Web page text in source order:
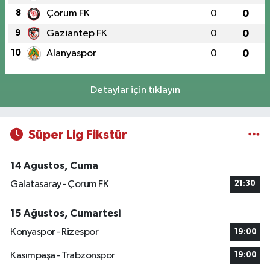
8 Çorum FK 0 0
9 Gaziantep FK 0 0
10 Alanyaspor 0 0
Detaylar için tıklayın
Süper Lig Fikstür
14 Ağustos, Cuma
Galatasaray - Çorum FK
21:30
15 Ağustos, Cumartesi
Konyaspor - Rizespor
19:00
Kasımpaşa - Trabzonspor 19:00